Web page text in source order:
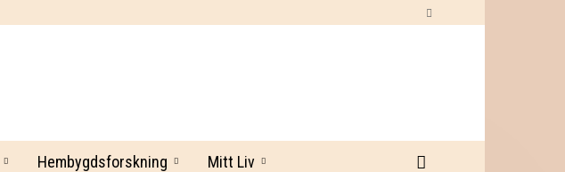
Hembygdsforskning Mitt Liv